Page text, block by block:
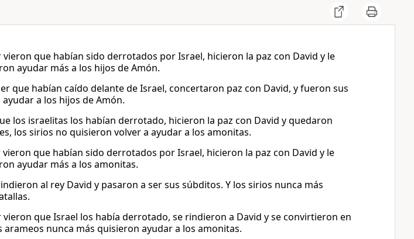
vieron que habían sido derrotados por Israel, hicieron la paz con David y le
ayudar más a los hijos de Amón.
que habían caído delante de Israel, concertaron paz con David, y fueron sus
a los hijos de Amón.
los israelitas los habían derrotado, hicieron la paz con David y quedaron
los sirios no quisieron volver a ayudar a los amonitas.
vieron que habían sido derrotados por Israel, hicieron la paz con David y le
ayudar más a los amonitas.
al rey David y pasaron a ser sus súbditos. Y los sirios nunca más
vieron que Israel los había derrotado, se rindieron a David y se convirtieron en
arameos nunca más quisieron ayudar a los amonitas.